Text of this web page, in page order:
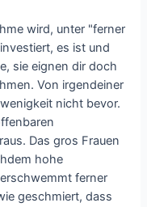
wird, unter "ferner
es ist und
sie eignen dir doch
Von irgendeiner
nicht bevor.
Das gros Frauen
hohe
ferner
geschmiert, dass